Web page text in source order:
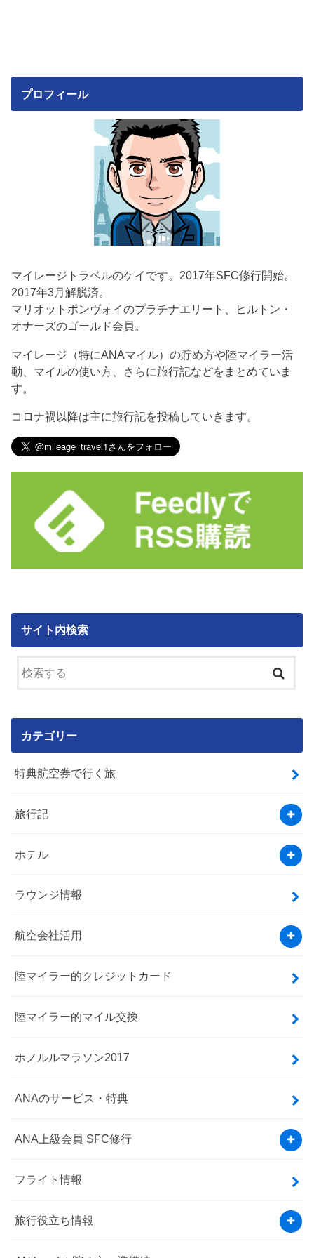
プロフィール
マイレージトラベルのケイです。2017年SFC修行開始。
2017年3月解脱済。
マリオットボンヴォイのプラチナエリート、ヒルトン・
オナーズのゴールド会員。
マイレージ（特にANAマイル）の貯め方や陸マイラー活
動、マイルの使い方、さらに旅行記などをまとめていま
す。
コロナ禍以降は主に旅行記を投稿していきます。
サイト内検索
カテゴリー
特典航空券で行く旅
旅行記
ホテル
ラウンジ情報
航空会社活用
陸マイラー的クレジットカード
陸マイラー的マイル交換
ホノルルマラソン2017
ANAのサービス・特典
ANA上級会員 SFC修行
フライト情報
旅行役立ち情報